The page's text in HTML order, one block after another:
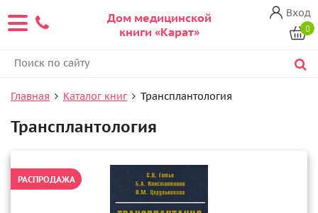
Дом медицинской
книги «Карат»
Вход
0
Главная Каталог книг Трансплантология
Трансплантология
РАСПРОДАЖА